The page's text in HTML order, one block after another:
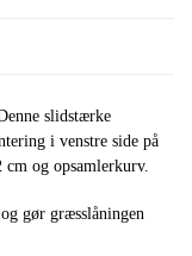
slidstærke
i venstre side på
og opsamlerkurv.
gør græsslåningen